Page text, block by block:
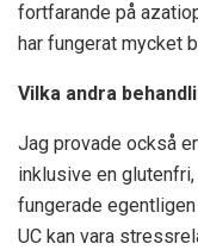
fortfarande på
har fungerat mycket
Vilka andra
Jag provade också
inklusive en
fungerade
UC kan vara